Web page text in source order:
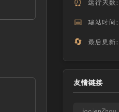
⏰ 运行天数：
📅 建站时间：
🔄 最后更新：
友情链接